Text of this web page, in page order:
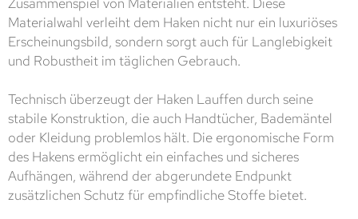
Materialwahl verleiht dem Haken nicht nur ein luxuriöses
Erscheinungsbild, sondern sorgt auch für Langlebigkeit
und Robustheit im täglichen Gebrauch.
Technisch überzeugt der Haken Lauffen durch seine
stabile Konstruktion, die auch Handtücher, Bademäntel
oder Kleidung problemlos hält. Die ergonomische Form
des Hakens ermöglicht ein einfaches und sicheres
Aufhängen, während der abgerundete Endpunkt
zusätzlichen Schutz für empfindliche Stoffe bietet.